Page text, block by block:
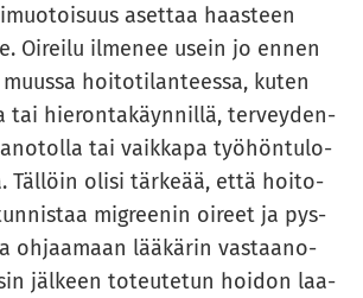
aset­taa haas­teen
Oi­rei­lu il­me­nee usein jo ennen
hoi­to­ti­lan­tees­sa, kuten
tai hie­ron­ta­käyn­nil­lä, ter­vey­den­
tai vaik­ka­pa työ­hön­tu­lo­
Täl­löin olisi tär­ke­ää, että hoi­to­
migree­nin oi­reet ja pys­
oh­jaa­maan lää­kä­rin vas­taa­no­
jäl­keen to­teu­te­tun hoi­don laa­